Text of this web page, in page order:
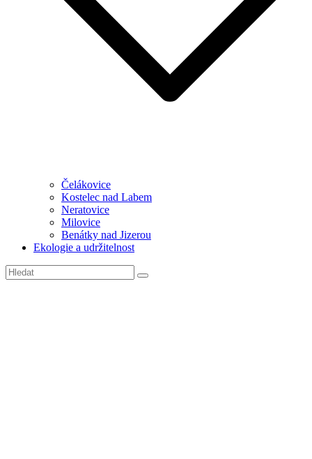
Čelákovice
Kostelec nad Labem
Neratovice
Milovice
Benátky nad Jizerou
Ekologie a udržitelnost